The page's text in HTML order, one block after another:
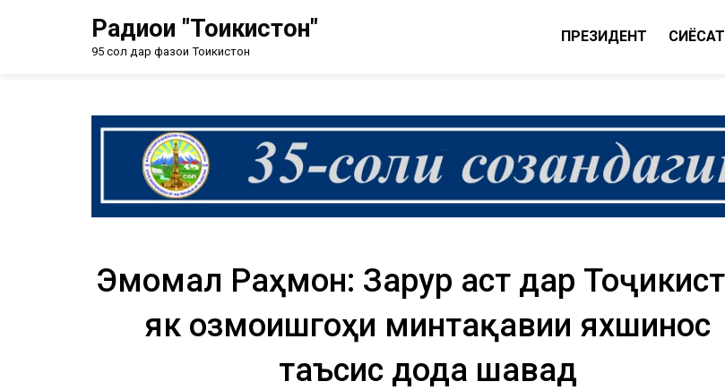
Радиои "Тоҷикистон"
95 сол дар фазои Тоҷикистон
ПРЕЗИДЕНТ CИЁСАТ
Эмомалӣ Раҳмон: Зарур аст дар
як озмоишгоҳи минтақавии яхшиносӣ
таъсис дода шавад